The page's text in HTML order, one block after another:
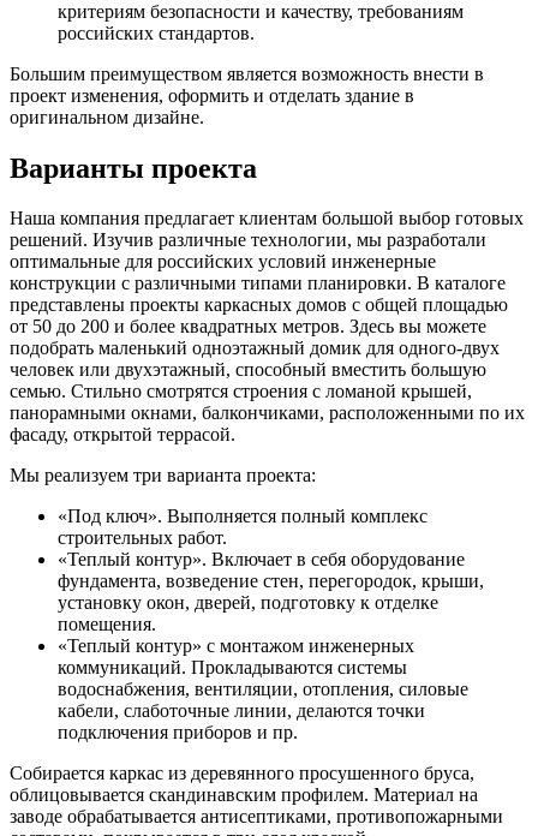
критериям безопасности и качеству, требованиям
российских стандартов.
Большим преимуществом является возможность внести в
проект изменения, оформить и отделать здание в
оригинальном дизайне.
Варианты проекта
Наша компания предлагает клиентам большой выбор готовых
решений. Изучив различные технологии, мы разработали
оптимальные для российских условий инженерные
конструкции с различными типами планировки. В каталоге
представлены проекты каркасных домов с общей площадью
от 50 до 200 и более квадратных метров. Здесь вы можете
подобрать маленький одноэтажный домик для одного-двух
человек или двухэтажный, способный вместить большую
семью. Стильно смотрятся строения с ломаной крышей,
панорамными окнами, балкончиками, расположенными по их
фасаду, открытой террасой.
Мы реализуем три варианта проекта:
«Под ключ». Выполняется полный комплекс
строительных работ.
«Теплый контур». Включает в себя оборудование
фундамента, возведение стен, перегородок, крыши,
установку окон, дверей, подготовку к отделке
помещения.
«Теплый контур» с монтажом инженерных
коммуникаций. Прокладываются системы
водоснабжения, вентиляции, отопления, силовые
кабели, слаботочные линии, делаются точки
подключения приборов и пр.
Собирается каркас из деревянного просушенного бруса,
облицовывается скандинавским профилем. Материал на
заводе обрабатывается антисептиками, противопожарными